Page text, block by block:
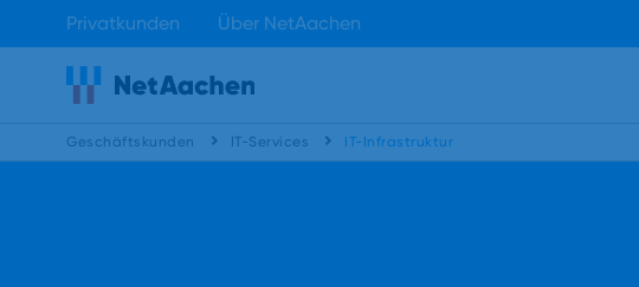
Privatkunden Über NetAachen
Geschäftskunden IT-Services IT-Infrastruktur